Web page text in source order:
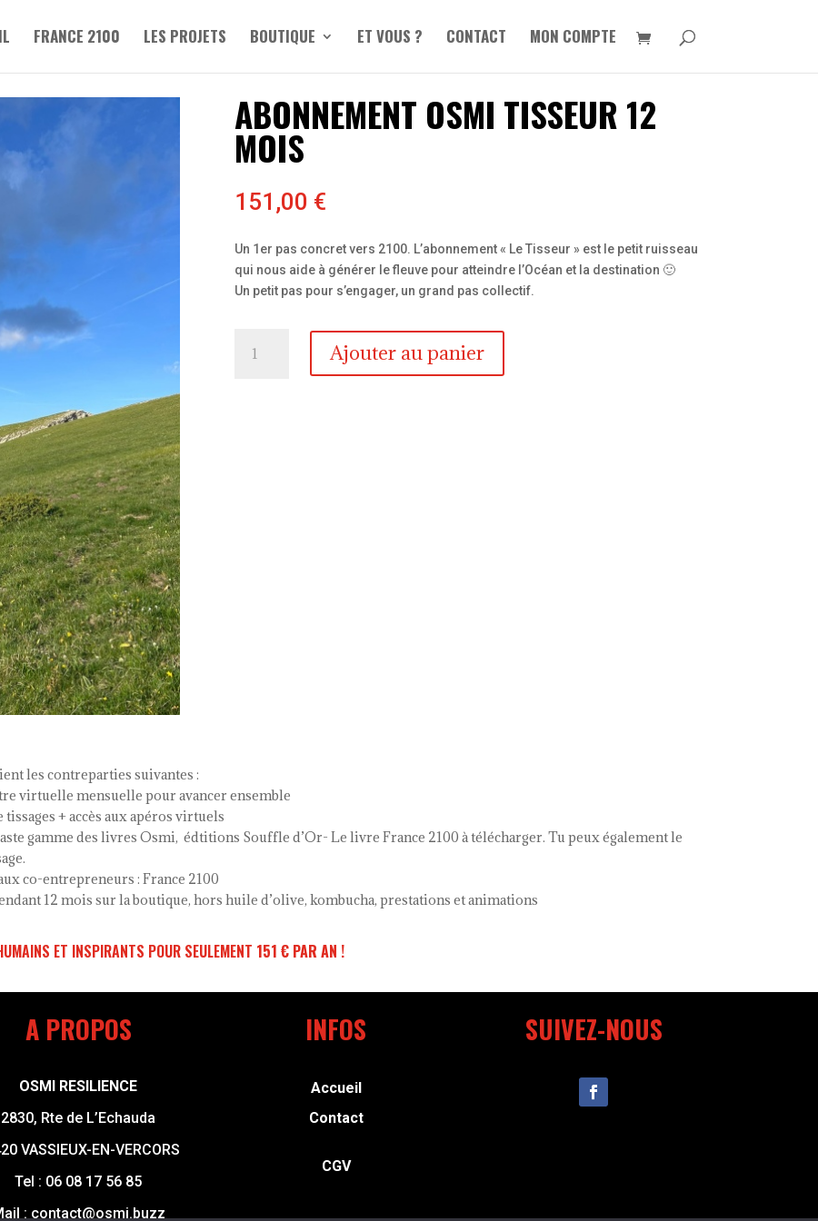
FRANCE 2100 LES PROJETS BOUTIQUE ET VOUS ? CONTACT MON COMPTE
ABONNEMENT OSMI TISSEUR 12
MOIS
151,00 €
Un 1er pas concret vers 2100. L’abonnement « Le Tisseur » est le petit ruisseau
qui nous aide à générer le fleuve pour atteindre l’Océan et la destination 🙂
Un petit pas pour s’engager, un grand pas collectif.
Abonnement
Ajouter au panier
les contreparties suivantes :
virtuelle mensuelle pour avancer ensemble
+ accès aux apéros virtuels
gamme des livres Osmi, édtitions Souffle d’Or- Le livre France 2100 à télécharger. Tu peux également le
co-entrepreneurs : France 2100
12 mois sur la boutique, hors huile d’olive, kombucha, prestations et animations
ET INSPIRANTS POUR SEULEMENT 151 € PAR AN !
A PROPOS
OSMI RESILIENCE
2830, Rte de L’Echauda
VASSIEUX-EN-VERCORS
Tel : 06 08 17 56 85
: contact@osmi.buzz
INFOS
Accueil
Contact
CGV
SUIVEZ-NOUS